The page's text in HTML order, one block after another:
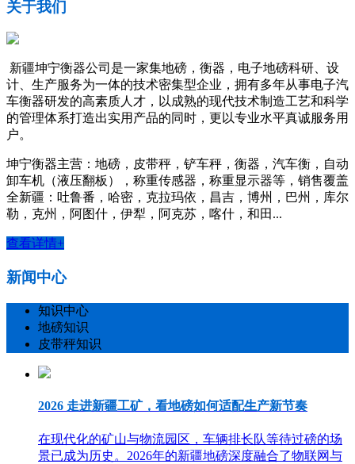
关于我们
新疆坤宁衡器公司是一家集地磅，衡器，电子地磅科研、设
计、生产服务为一体的技术密集型企业，拥有多年从事电子汽
车衡器研发的高素质人才，以成熟的现代技术制造工艺和科学
的管理体系打造出实用产品的同时，更以专业水平真诚服务用
户。
坤宁衡器主营：地磅，皮带秤，铲车秤，衡器，汽车衡，自动
卸车机（液压翻板），称重传感器，称重显示器等，销售覆盖
全新疆：吐鲁番，哈密，克拉玛依，昌吉，博州，巴州，库尔
勒，克州，阿图什，伊犁，阿克苏，喀什，和田...
查看详情+
新闻中心
知识中心
地磅知识
皮带秤知识
2026 走进新疆工矿，看地磅如何适配生产新节奏
在现代化的矿山与物流园区，车辆排长队等待过磅的场
景已成为历史。2026年的新疆地磅深度融合了物联网与